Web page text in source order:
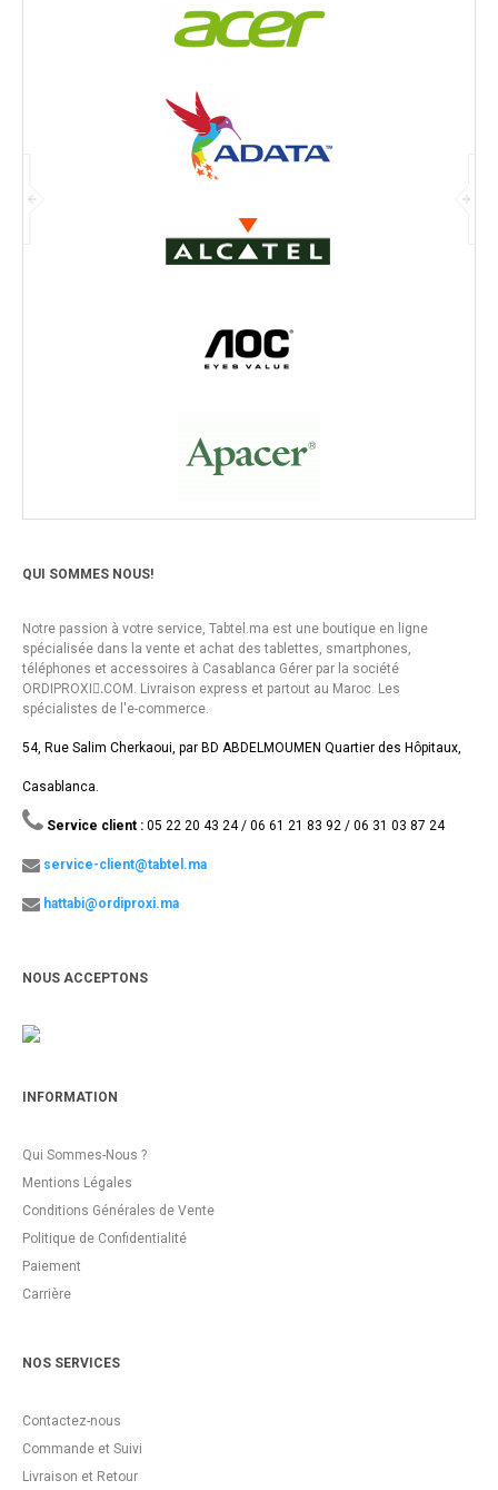
QUI SOMMES NOUS!
Notre passion à votre service, Tabtel.ma est une boutique en ligne
spécialisée dans la vente et achat des tablettes, smartphones,
téléphones et accessoires à Casablanca Gérer par la société
ORDIPROXI.ِCOM. Livraison express et partout au Maroc. Les
spécialistes de l'e-commerce.
54, Rue Salim Cherkaoui, par BD ABDELMOUMEN Quartier des Hôpitaux,
Casablanca.
Service client : 05 22 20 43 24 / 06 61 21 83 92 / 06 31 03 87 24
service-client@tabtel.ma
hattabi@ordiproxi.ma
NOUS ACCEPTONS
INFORMATION
Qui Sommes-Nous ?
Mentions Légales
Conditions Générales de Vente
Politique de Confidentialité
Paiement
Carrière
NOS SERVICES
Contactez-nous
Commande et Suivi
Livraison et Retour